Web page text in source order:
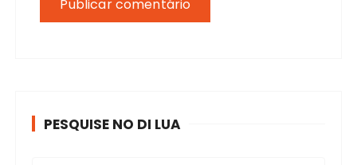
PESQUISE NO DI LUA